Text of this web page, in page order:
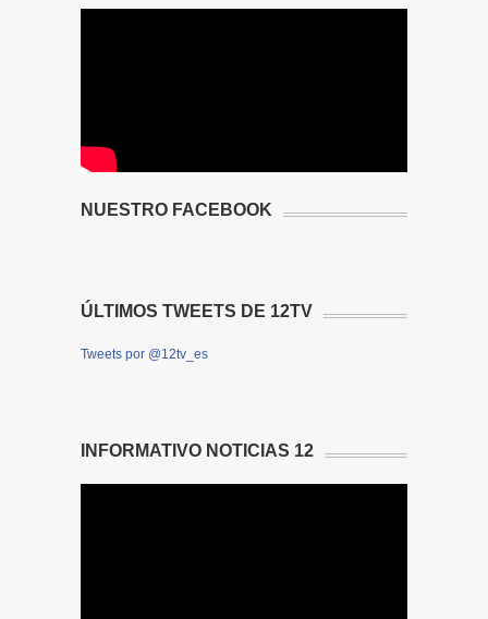
NUESTRO FACEBOOK
ÚLTIMOS TWEETS DE 12TV
Tweets por @12tv_es
INFORMATIVO NOTICIAS 12